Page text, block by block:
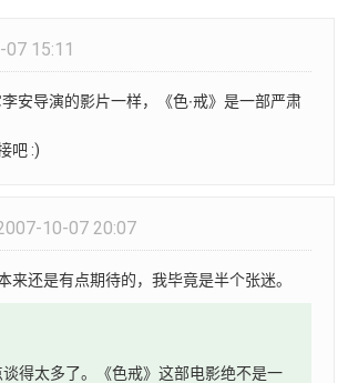
15:11
安导演的影片一样，《色∙戒》是一部严肃
吧 :)
10-07 20:07
来还是有点期待的，我毕竟是半个张迷。
得太多了。《色戒》这部电影绝不是一